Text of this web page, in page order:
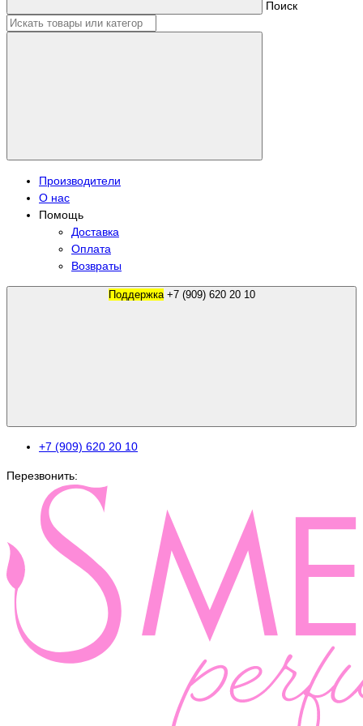
Поиск
Производители
О нас
Помощь
Доставка
Оплата
Возвраты
Поддержка +7 (909) 620 20 10
+7 (909) 620 20 10
Перезвонить: